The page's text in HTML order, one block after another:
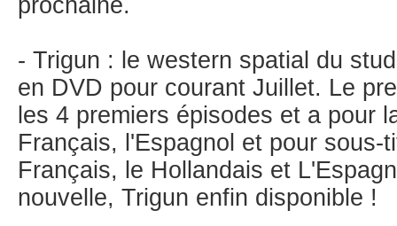
prochaine.
- Trigun : le western spatial du
en DVD pour courant Juillet. Le
les 4 premiers épisodes et a pour
Français, l'Espagnol et pour sous-
Français, le Hollandais et
nouvelle, Trigun enfin disponible !